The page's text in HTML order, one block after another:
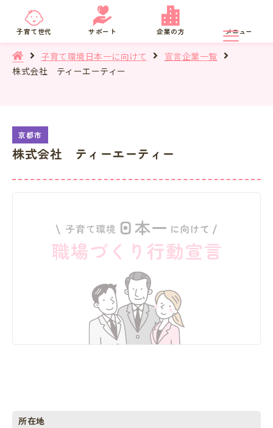
京都府
子育て世代 サポート 企業の方 メニュー
子育て環境日本一に向けて
宣言企業一覧
株式会社 ティーエーティー
株式会社 ティーエーティー
所在地